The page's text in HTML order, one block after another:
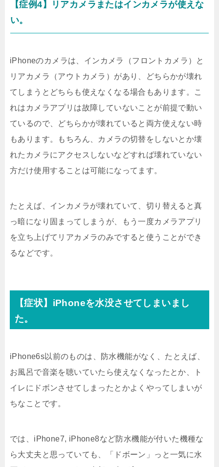
【症例4】リアカメラまたはインカメラが使えな
い。
iPhoneのカメラは、インカメラ（フロントカメラ）と
リアカメラ（アウトカメラ）があり、どちらかが壊れ
てしまうとどちらも使えなくなる場合もあります。こ
れはカメラアプリは故障していないことが前提で動い
ているので、どちらかが壊れていると両方使えない時
もあります。もちろん、カメラの切替をしないとか壊
れたカメラにアクセスしないなどすれば壊れていない
方だけ使用することは可能になってます。
たとえば、インカメラが壊れていて、切り替えると真
っ暗になり固まってしまうが、もう一度カメラアプリ
を立ち上げてリアカメラのみですると使うことができ
るなどです。
【症状】iPhoneを水没させてしまいまし
た。
iPhone6s以前のものは、防水機能がなく、たとえば、
お風呂で音楽を聴いていたら使えなくなったとか、ト
イレにドボンさせてしまったとかよくやってしまいが
ちなことです。
では、iPhone7, iPhone8など防水機能が付いた機種な
ら大丈夫と思っていても、「ドボーン」っと一気に水